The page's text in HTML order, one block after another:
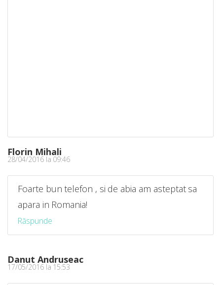
Florin Mihali
28/04/2016 la 09:46
Foarte bun telefon , si de abia am asteptat sa
apara in Romania!
Răspunde
Danut Andruseac
17/05/2016 la 15:53